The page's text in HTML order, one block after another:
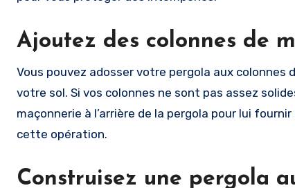
Ajoutez des colonnes de
Vous pouvez adosser votre pergola aux colonnes
votre sol. Si vos colonnes ne sont pas assez
maçonnerie à l’arrière de la pergola pour lui
cette opération.
Construisez une pergola